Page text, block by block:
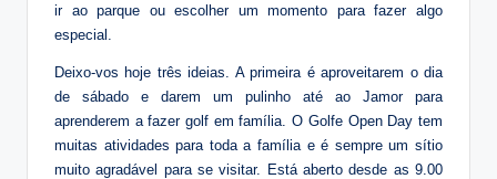
ir ao parque ou escolher um momento para fazer algo
especial.
Deixo-vos hoje três ideias. A primeira é aproveitarem o dia
de sábado e darem um pulinho até ao Jamor para
aprenderem a fazer golf em família. O Golfe Open Day tem
muitas atividades para toda a família e é sempre um sítio
muito agradável para se visitar. Está aberto desde as 9.00